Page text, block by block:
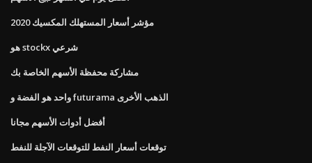
مؤشر أسعار المستهلك المكسيك 2020
هو stockx شرعي
مشاركة محفظة الأسهم الخاصة بك
واحد هو الفضة و futurama الذهب الأخرى
أفضل أدوات الأسهم مجانا
توقعات أسعار النفط للتوقعات الآجلة للنفط